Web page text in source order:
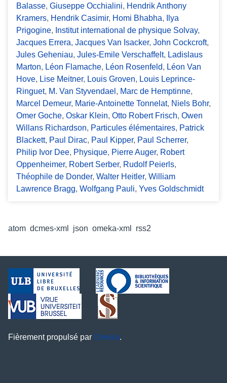
Balasse, Giuseppe Occhialini, Hendrik Anthony
Kramers, Hendrik Casimir, Homi Bhabha,
Ilya
Prigogine, Institut international de physique Solvay,
Jacques Errera, Jacques Van Isacker, John Cockcroft,
Jules Geheniau, Jules-Emile Verschaffelt, Ladislaus
Marton, Léon Flamache, Léon Rosenfeld, Léon Van
Hove, Lise Meitner, Louis Groven, Louis Leprince-
Ringuet, M. Van Styvendael , Marc de Hemptinne,
Marcel Demeur, Marie-Antoinette Tonnelat, Niels Bohr,
Omer Goche, Oskar Klein, Otto Robert Frisch, Owen
Willans Richardson, Particules élémentaires, Patrick
Blackett, Paul Dirac, Paul Kipper, Paul Scherrer,
Philip Ivor Dee, Physique, Pierre Auger, Robert
Oppenheimer, Robert Serber, Rudolf Peierls,
Théophile de Donder, Walter Heitler, William
Lawrence Bragg, Wolfgang Pauli, Yves Goldschmidt
atom dcmes-xml json omeka-xml rss2
Fièrement propulsé par Omeka.